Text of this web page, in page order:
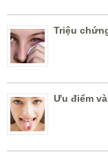
Triệu
Ưu điểm